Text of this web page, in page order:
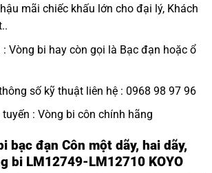
mãi chiếc khấu lớn cho đại lý, Khách
Vòng bi hay còn gọi là Bạc đạn hoặc ổ
số kỹ thuật liên hệ : 0968 98 97 96
: Vòng bi côn chính hãng
bạc đạn Côn một dãy, hai dãy,
bi LM12749-LM12710 KOYO